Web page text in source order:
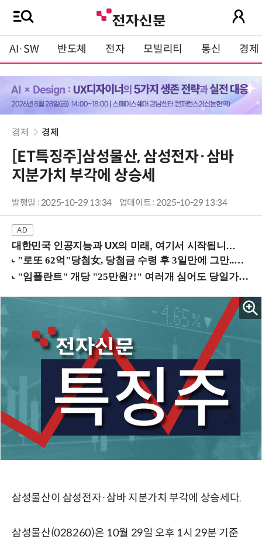
AI·SW 반도체 전자 모빌리티 통신 경제
경제 경제
[ET특징주]삼성물산, 삼성전자·삼바
지분가치 부각에 상승세
발행일 : 2025-10-29 13:34 업데이트 : 2025-10-29 13:34
대한민국 인공지능과 UX의 미래, 여기서 시작됩니다! (9/2 강남역)
삼성물산이 삼성전자·삼바 지분가치 부각에 상승세다.
삼성물산(028260)은 10월 29일 오후 1시 29분 기준